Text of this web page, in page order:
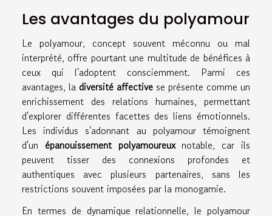
Les avantages du polyamour
Le polyamour, concept souvent méconnu ou mal
interprété, offre pourtant une multitude de bénéfices à
ceux qui l'adoptent consciemment. Parmi ces
avantages, la diversité affective se présente comme un
enrichissement des relations humaines, permettant
d'explorer différentes facettes des liens émotionnels.
Les individus s'adonnant au polyamour témoignent
d'un épanouissement polyamoureuxnotable, car ils
peuvent tisser des connexions profondes et
authentiques avec plusieurs partenaires, sans les
restrictions souvent imposées par la monogamie.
En termes de dynamique relationnelle, le polyamour